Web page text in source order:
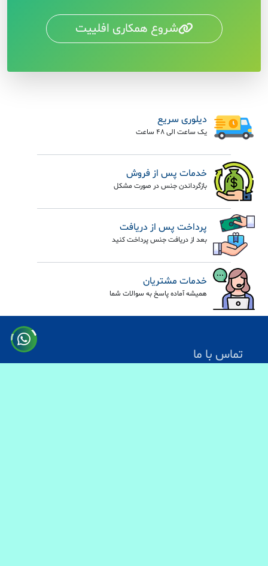
شروع همکاری افلییت
دیلوری سریع
یک ساعت الی 48 ساعت
خدمات پس از فروش
بازگرداندن جنس در صورت مشکل
پرداخت پس از دریافت
بعد از دریافت جنس پرداخت کنید
خدمات مشتریان
همیشه آماده پاسخ به سوالات شما
تماس با ما